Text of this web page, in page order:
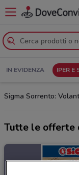
IN EVIDENZA IPER E
Sigma Sorrento:
Tutte le offerte